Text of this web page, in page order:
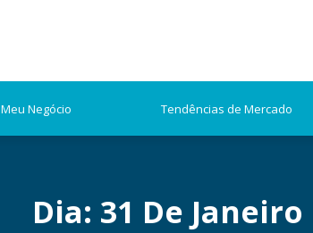
Meu Negócio Tendências de Mercado
Dia: 31 De Janeiro